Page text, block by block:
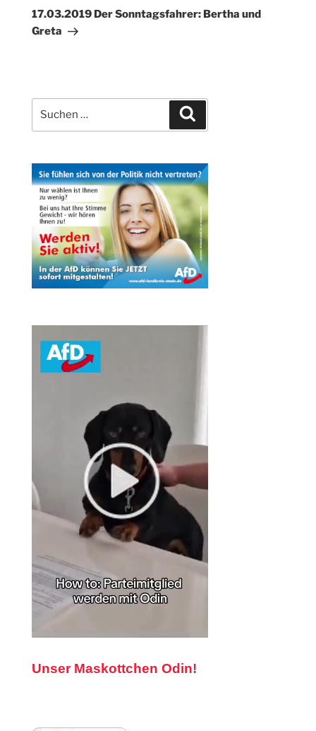
Beitrag
17.03.2019 Der Sonntagsfahrer: Bertha und
Greta
nach:
Unser Maskottchen Odin!